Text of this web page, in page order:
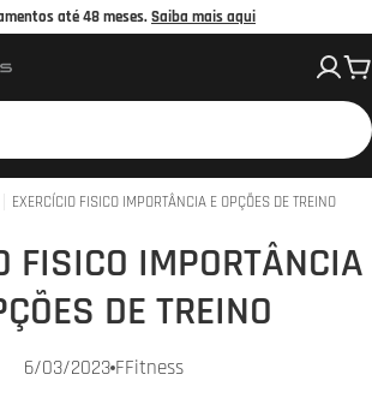
até 48 meses.Saiba mais aqui
EXERCÍCIO FISICO IMPORTÂNCIA E OPÇÕES DE TREINO
FISICO IMPORTÂNCIA
DE TREINO
6/03/2023FFitness